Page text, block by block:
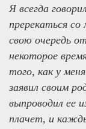
Я всегда
пререкаться
свою очередь
некоторое
того, как у
заявил своим
выпроводил ее
плачет, и